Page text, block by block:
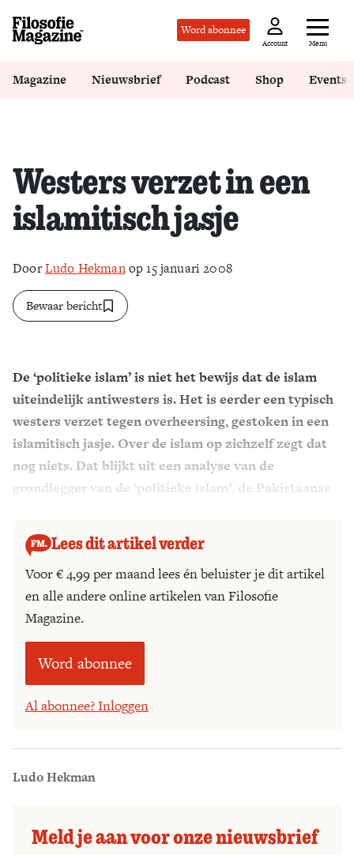
Word abonnee
Account Menu
Zoek
Magazine Nieuwsbrief Podcast Shop Events
Westers verzet in een
islamitisch jasje
DoorLudo Hekmanop 15 januari 2008
Bewaar bericht
De ‘politieke islam’ is niet het bewijs dat de islam
uiteindelijk antiwesters is. Het is eerder een typisch
westers verzet tegen overheersing, gestoken in een
islamitisch jasje. Over de islam op zichzelf zegt dat
nog niets. Dat blijkt uit een analyse van de
grondlegger van de ‘politieke islam’, de Pakistaanse
Lees dit artikel verder
Voor € 4,99 per maand lees én beluister je dit artikel
en alle andere online artikelen van Filosofie
Magazine.
Word abonnee
Al abonnee? Inloggen
Ludo Hekman
Meld je aan voor onze nieuwsbrief